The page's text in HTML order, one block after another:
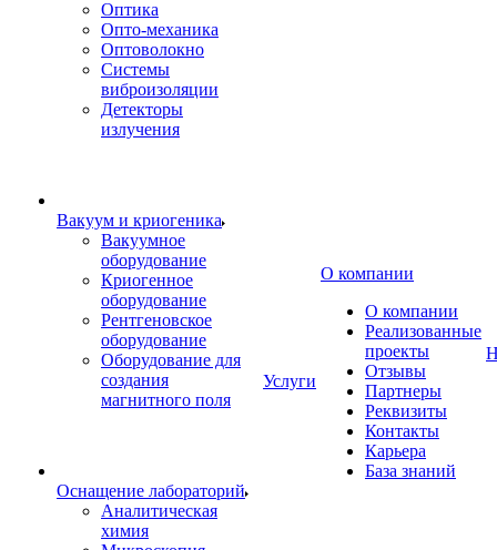
Оптика
Опто-механика
Оптоволокно
Системы
виброизоляции
Детекторы
излучения
Вакуум и криогеника
Вакуумное
оборудование
Криогенное
оборудование
Рентгеновское
оборудование
Оборудование для
создания
магнитного поля
Оснащение лабораторий
Аналитическая
химия
Услуги
О компании
О компании
Реализованные
проекты
Отзывы
Партнеры
Реквизиты
Контакты
Карьера
База знаний